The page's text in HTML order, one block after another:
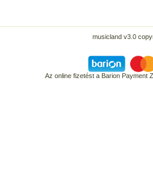
musicland v3.0
Az online fizetést a Barion Payment